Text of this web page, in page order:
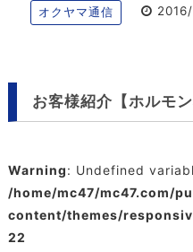
オクヤマ通信
お客様紹介【ホルモン
Warning: Undefined
/home/mc47/mc47.com/
content/themes/
22